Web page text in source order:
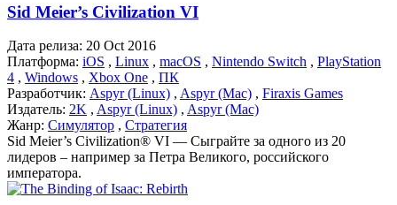
Sid Meier’s Civilization VI
Дата релиза: 20 Oct 2016
Платформа: iOS , Linux , macOS , Nintendo Switch , PlayStation
4 , Windows , Xbox One , ПК
Разработчик: Aspyr (Linux) , Aspyr (Mac) , Firaxis Games
Издатель: 2K , Aspyr (Linux) , Aspyr (Mac)
Жанр: Симулятор , Стратегия
Sid Meier’s Civilization® VI — Сыграйте за одного из 20
лидеров – например за Петра Великого, российского
императора.